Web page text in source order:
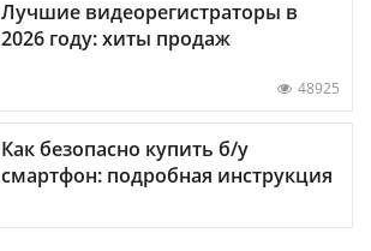
Лучшие видеорегистраторы в
2026 году: хиты продаж
48925
Как безопасно купить б/у
смартфон: подробная инструкция